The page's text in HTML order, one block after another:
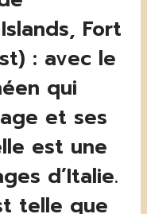
Fort
: avec le
qui
et ses
est une
d’Italie.
telle que